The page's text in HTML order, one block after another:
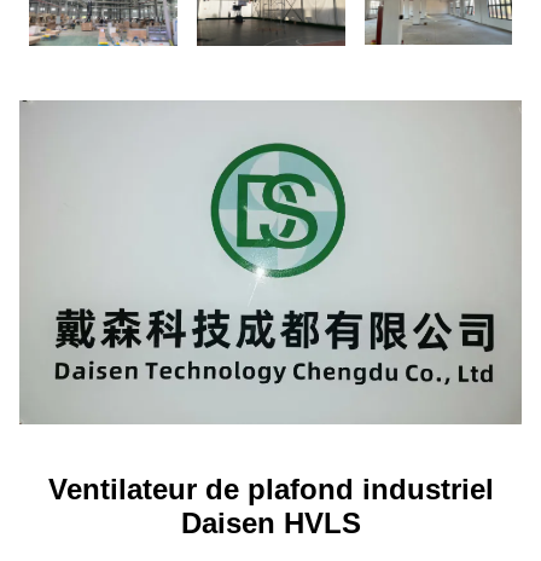
Ventilateur de plafond industriel
Daisen HVLS